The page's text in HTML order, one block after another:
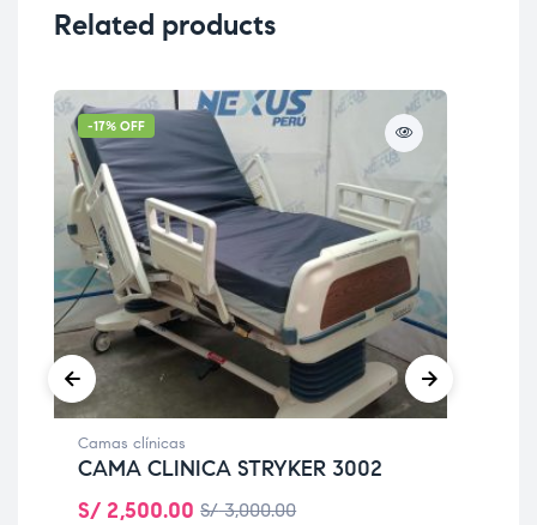
Related products
-17% OFF
Camas clínicas
CAMA CLINICA STRYKER 3002
S/3,000.00
S/ 2,500.00